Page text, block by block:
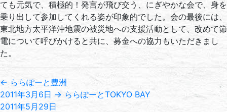
ても元気で、積極的！発言が飛び交う、にぎやかな会で、身を
乗り出して参加してくれる姿が印象的でした。会の最後には、
東北地方太平洋沖地震の被災地への支援活動として、改めて節
電について呼びかけると共に、募金への協力もいただきまし
た。
← ららぽーと豊洲
2011年3月6日 → ららぽーとTOKYO BAY
2011年5月29日